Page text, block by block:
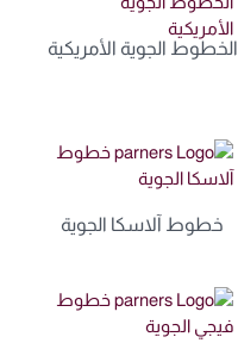
الخطوط الجوية الأمريكية
خطوط آلاسكا الجوية